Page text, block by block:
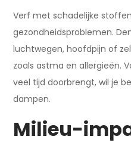
Verf met schadelijke
gezondheidsproblemen.
luchtwegen, hoofdpijn of
zoals astma en allergieën.
veel tijd doorbrengt, wil je
dampen.
Milieu-